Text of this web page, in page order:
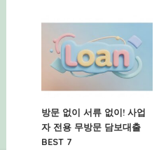
방문 없이 서류 없이! 사업
자 전용 무방문 담보대출
BEST 7